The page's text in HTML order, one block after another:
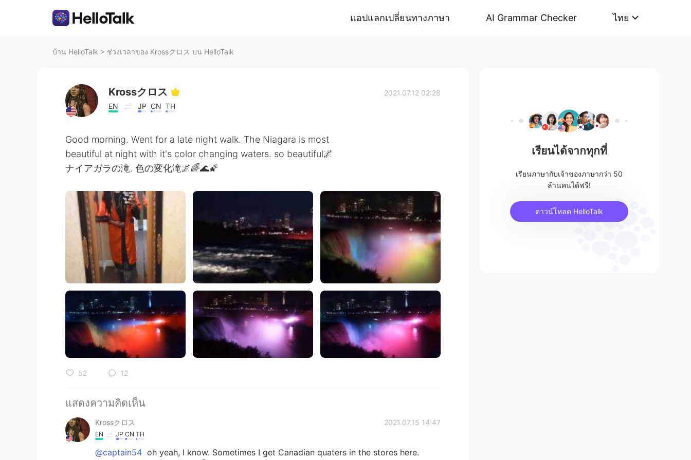
แอปแลกเปลี่ยนทางภาษา AI Grammar Checker ไทย
บ้าน HelloTalk > ช่วงเวลาของ Krossクロス บน HelloTalk
Krossクロス
EN JP CN TH
2021.07.12 02:28
Good morning. Went for a late night walk. The Niagara is most
beautiful at night with it's color changing waters. so beautiful🌌
ナイアガラの滝. 色の変化滝🌌🌈🌊🌠
52 12
แสดงความคิดเห็น
Krossクロス 2021.07.15 14:47
EN JP CN TH
@captain54 oh yeah, I know. Sometimes I get Canadian quaters in the stores here.
เรียนได้จากทุกที่
เรียนภาษากับเจ้าของภาษากว่า 50
ล้านคนได้ฟรี!
ดาวน์โหลด HelloTalk